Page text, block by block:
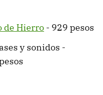
de Hierro - 929 pesos
y sonidos -